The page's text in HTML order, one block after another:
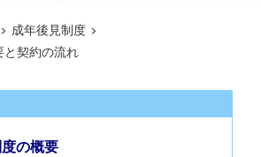
ト事例
> 成年後見制度 >
と契約の流れ
の概要